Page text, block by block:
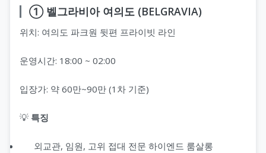
① 벨그라비아 여의도 (BELGRAVIA)
위치: 여의도 파크원 뒷편 프라이빗 라인
운영시간: 18:00 ~ 02:00
입장가: 약 60만~90만 (1차 기준)
💡 특징
외교관, 임원, 고위 접대 전문 하이엔드 룸살롱